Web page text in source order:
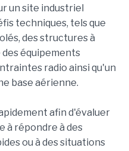
un site industriel
techniques, tels que
des structures à
équipements
radio ainsi qu'un
base aérienne.
afin d'évaluer
à répondre à des
ou à des situations